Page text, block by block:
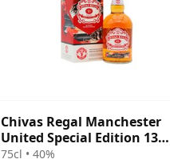
Chivas Regal Manchester
United Special Edition 13
Jahre alt
75cl • 40%